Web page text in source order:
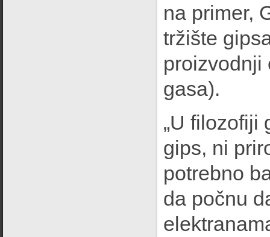
na primer,
tržište
proizvodnji
gasa).
„U filozofiji
gips, ni
potrebno
da počnu